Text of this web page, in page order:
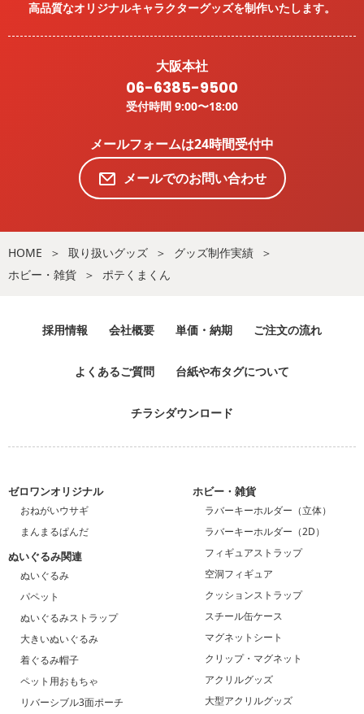
高品質なオリジナルキャラクターグッズを制作いたします。
大阪本社
06-6385-9500
受付時間 9:00〜18:00
メールフォームは24時間受付中
メールでのお問い合わせ
HOME 取り扱いグッズ
グッズ制作実績
ホビー・雑貨
ポテくまくん
採用情報 会社概要 単価・納期 ご注文の流れ
よくあるご質問 台紙や布タグについて
チラシダウンロード
ゼロワンオリジナル
おねがいウサギ
まんまるぱんだ
ぬいぐるみ関連
ぬいぐるみ
パペット
ぬいぐるみストラップ
大きいぬいぐるみ
着ぐるみ帽子
ペット用おもちゃ
リバーシブル3面ポーチ
ホビー・雑貨
ラバーキーホルダー（立体）
ラバーキーホルダー（2D）
フィギュアストラップ
空洞フィギュア
クッションストラップ
スチール缶ケース
マグネットシート
クリップ・マグネット
アクリルグッズ
大型アクリルグッズ